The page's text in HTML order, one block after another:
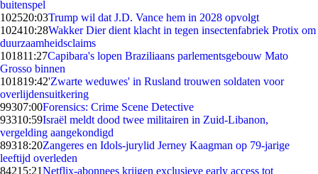
buitenspel
102520:03Trump wil dat J.D. Vance hem in 2028 opvolgt
102410:28Wakker Dier dient klacht in tegen insectenfabriek Protix om
duurzaamheidsclaims
101811:27Capibara's lopen Braziliaans parlementsgebouw Mato
Grosso binnen
101819:42'Zwarte weduwes' in Rusland trouwen soldaten voor
overlijdensuitkering
99307:00Forensics: Crime Scene Detective
93310:59Israël meldt dood twee militairen in Zuid-Libanon,
vergelding aangekondigd
89318:20Zangeres en Idols-jurylid Jerney Kaagman op 79-jarige
leeftijd overleden
84215:21Netflix-abonnees krijgen exclusieve early access tot